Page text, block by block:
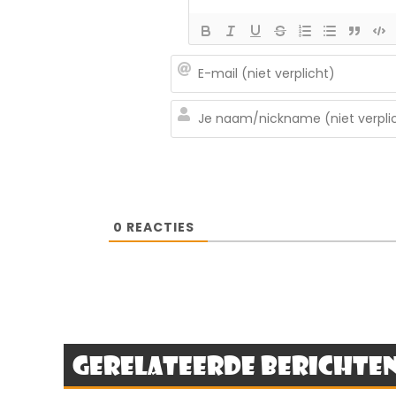
0 REACTIES
Gerelateerde